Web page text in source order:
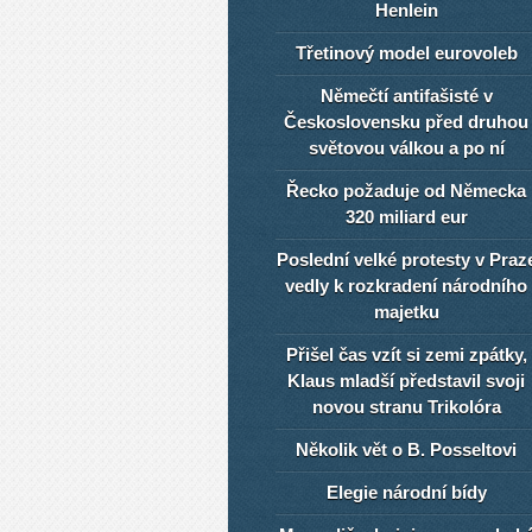
Henlein
Třetinový model eurovoleb
Němečtí antifašisté v
Československu před druhou
světovou válkou a po ní
Řecko požaduje od Německa
320 miliard eur
Poslední velké protesty v
vedly k rozkradení národního
majetku
Přišel čas vzít si zemi zpátky,
Klaus mladší představil svoji
novou stranu Trikolóra
Několik vět o B. Posseltovi
Elegie národní bídy